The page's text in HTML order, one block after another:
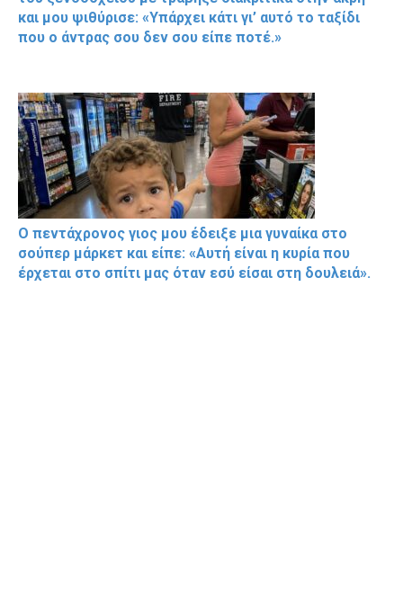
και μου ψιθύρισε: «Υπάρχει κάτι γι’ αυτό το ταξίδι
που ο άντρας σου δεν σου είπε ποτέ.»
Ο πεντάχρονος γιος μου έδειξε μια γυναίκα στο
σούπερ μάρκετ και είπε: «Αυτή είναι η κυρία που
έρχεται στο σπίτι μας όταν εσύ είσαι στη δουλειά».